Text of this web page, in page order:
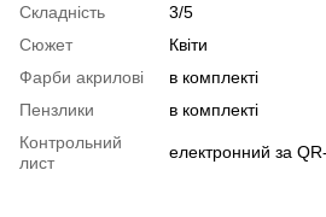
Складність
3/5
Сюжет
Квіти
Фарби акрилові
в комплекті
Пензлики
в комплекті
Контрольний
лист
електронний за